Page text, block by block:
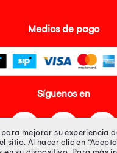
Medios de pago
Síguenos en
mejorar su experiencia
sitio. Al hacer clic en